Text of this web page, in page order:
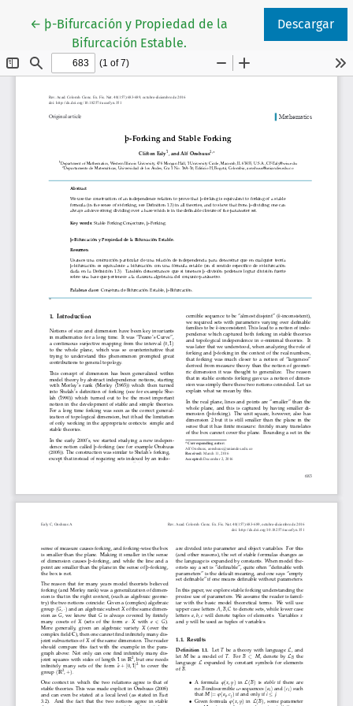
← Volver a los detalles del artículo
þ-Bifurcación y Propiedad de la
Bifurcación Estable.
Descargar